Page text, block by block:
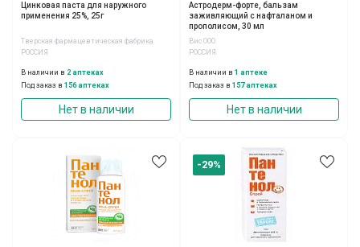
Цинковая паста для наружного
применения 25%, 25г
Тверская фармацевтическая фабрика
РОССИЯ
В наличии в 2 аптеках
Под заказ в 156 аптеках
Нет в наличии
Астродерм-форте, бальзам
заживляющий с нафталаном и
прополисом, 30 мл
Вис ООО
РОССИЯ
В наличии в 1 аптеке
Под заказ в 157 аптеках
Нет в наличии
-29%